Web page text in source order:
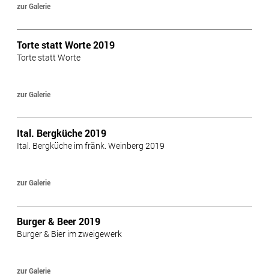
zur Galerie
Torte statt Worte 2019
Torte statt Worte
zur Galerie
Ital. Bergküche 2019
Ital. Bergküche im fränk. Weinberg 2019
zur Galerie
Burger & Beer 2019
Burger & Bier im zweigewerk
zur Galerie